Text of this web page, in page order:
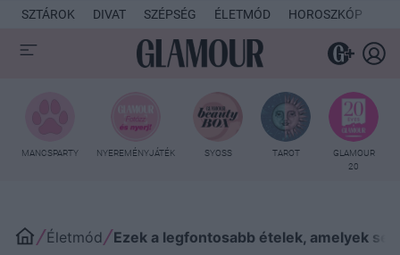
SZTÁROK DIVAT SZÉPSÉG ÉLETMÓD HOROSZKÓP
MANCSPARTY NYEREMÉNYJÁTÉK SYOSS TAROT
GLAMOUR
20
Életmód Ezek a legfontosabb ételek, amelyek